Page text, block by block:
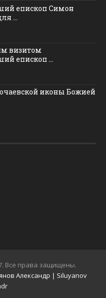
епископ Симон
...
визитом
епископ ...
иконы Божией
Все права защищены.
Александр | Siluyanov